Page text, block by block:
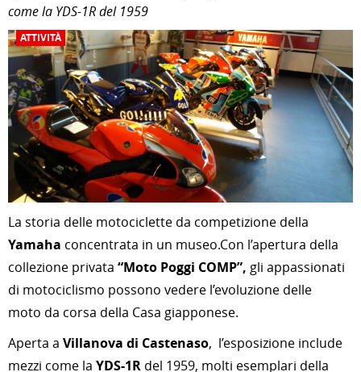
come la YDS-1R del 1959
ATTIVITÀ
La storia delle motociclette da competizione della
Yamaha concentrata in un museo.Con l’apertura della
collezione privata “Moto Poggi COMP”, gli appassionati
di motociclismo possono vedere l’evoluzione delle
moto da corsa della Casa giapponese.
Aperta a Villanova di Castenaso, l’esposizione include
mezzi come la YDS-1R del 1959, molti esemplari della